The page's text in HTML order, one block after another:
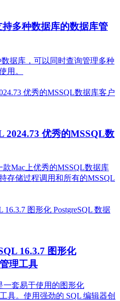
多种数据库的数据库管
数据库，可以同时查询管理多种
用。
2024.73 优秀的MSSQL数
款Mac上优秀的MSSQL数据库
存储过程调用和所有的MSSQL
16.3.7 图形化
理工具
一套易于使用的图形化
具。使用强劲的 SQL 编辑器创